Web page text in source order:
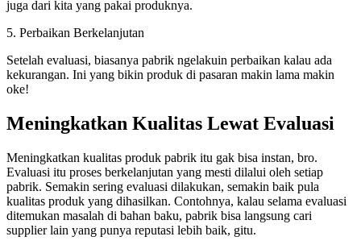
juga dari kita yang pakai produknya.
5. Perbaikan Berkelanjutan
Setelah evaluasi, biasanya pabrik ngelakuin perbaikan kalau ada
kekurangan. Ini yang bikin produk di pasaran makin lama makin
oke!
Meningkatkan Kualitas Lewat Evaluasi
Meningkatkan kualitas produk pabrik itu gak bisa instan, bro.
Evaluasi itu proses berkelanjutan yang mesti dilalui oleh setiap
pabrik. Semakin sering evaluasi dilakukan, semakin baik pula
kualitas produk yang dihasilkan. Contohnya, kalau selama evaluasi
ditemukan masalah di bahan baku, pabrik bisa langsung cari
supplier lain yang punya reputasi lebih baik, gitu.